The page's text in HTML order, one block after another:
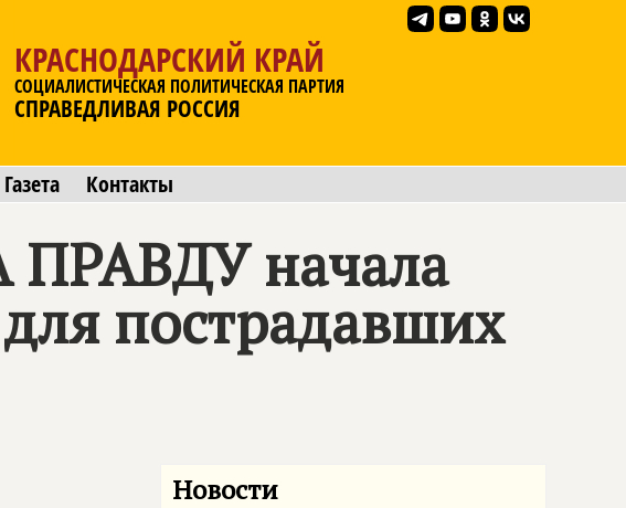
КРАСНОДАРСКИЙ КРАЙ
СОЦИАЛИСТИЧЕСКАЯ ПОЛИТИЧЕСКАЯ ПАРТИЯ
СПРАВЕДЛИВАЯ РОССИЯ
Газета Контакты
начала
пострадавших
Новости